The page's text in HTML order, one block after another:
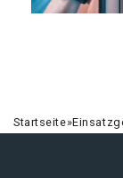
Startseite»